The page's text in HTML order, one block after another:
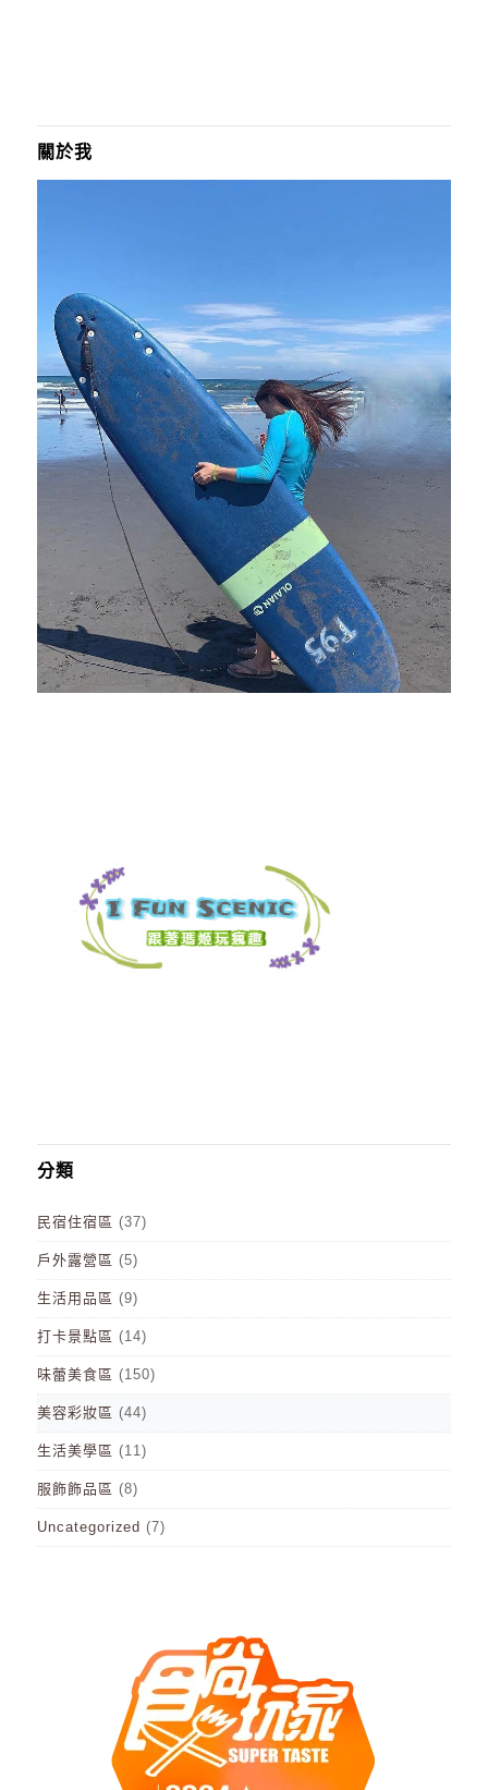
關於我
分類
民宿住宿區 (37)
戶外露營區 (5)
生活用品區 (9)
打卡景點區 (14)
味蕾美食區 (150)
美容彩妝區 (44)
生活美學區 (11)
服飾飾品區 (8)
Uncategorized (7)